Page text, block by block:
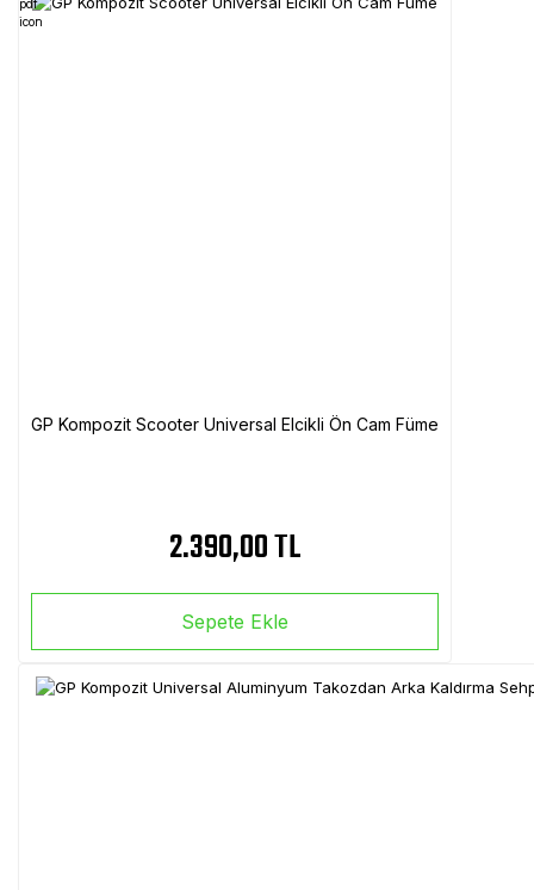
GP Kompozit Scooter Universal Elcikli Ön Cam Füme
2.390,00 TL
Sepete Ekle